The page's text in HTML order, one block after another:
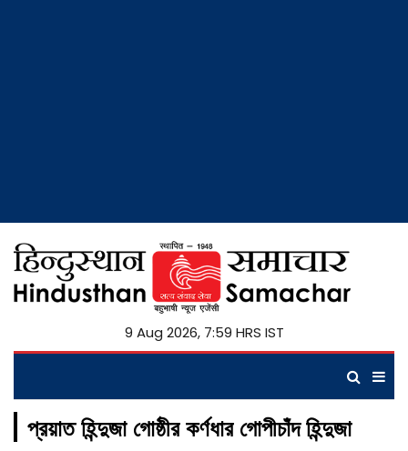
9 Aug 2026, 7:59 HRS IST
প্রয়াত হিন্দুজা গোষ্ঠীর কর্ণধার গোপীচাঁদ হিন্দুজা